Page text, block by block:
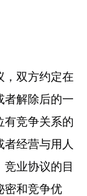
双方约定在
者解除后的一
有竞争关系的
经营与用人
业协议的目
密和竞争优